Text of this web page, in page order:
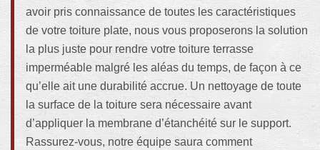
avoir pris connaissance de toutes les caractéristiques
de votre toiture plate, nous vous proposerons la solution
la plus juste pour rendre votre toiture terrasse
imperméable malgré les aléas du temps, de façon à ce
qu’elle ait une durabilité accrue. Un nettoyage de toute
la surface de la toiture sera nécessaire avant
d’appliquer la membrane d’étanchéité sur le support.
Rassurez-vous, notre équipe saura comment